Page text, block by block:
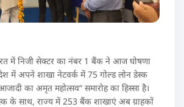
में निजी सेक्टर का नंबर 1 बैंक ने आज घोषणा
में अपने शाखा नेटवर्क में 75 गोल्ड लोन डेस्क
का अमृत महोत्सव“ समारोह का हिस्सा है।
के साथ, राज्य में 253 बैंक शाखाएं अब ग्राहकों